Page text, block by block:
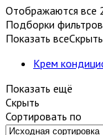
Отображаются все
Подборки фильтров
Показать всеСкрыть
Крем
Показать ещё
Скрыть
Сортировать по